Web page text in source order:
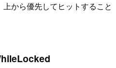
から優先してヒットすること